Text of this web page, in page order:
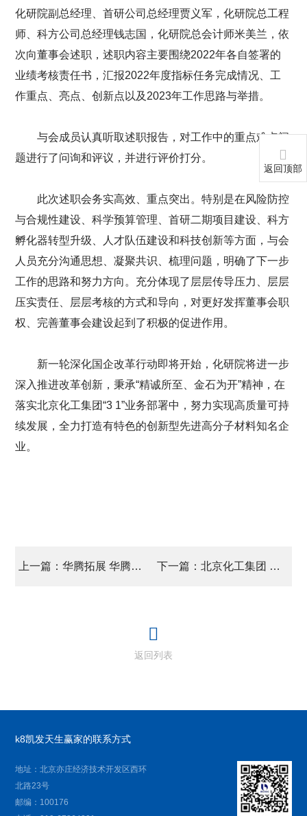
化研院副总经理、首研公司总经理贾义军，化研院总工程
师、科方公司总经理钱志国，化研院总会计师米美兰，依
次向董事会述职，述职内容主要围绕2022年各自签署的
业绩考核责任书，汇报2022年度指标任务完成情况、工
作重点、亮点、创新点以及2023年工作思路与举措。
与会成员认真听取述职报告，对工作中的重点难点问
题进行了问询和评议，并进行评价打分。
此次述职会务实高效、重点突出。特别是在风险防控
与合规性建设、科学预算管理、首研二期项目建设、科方
孵化器转型升级、人才队伍建设和科技创新等方面，与会
人员充分沟通思想、凝聚共识、梳理问题，明确了下一步
工作的思路和努力方向。充分体现了层层传导压力、层层
压实责任、层层考核的方式和导向，对更好发挥董事会职
权、完善董事会建设起到了积极的促进作用。
新一轮深化国企改革行动即将开始，化研院将进一步
深入推进改革创新，秉承“精诚所至、金石为开”精神，在
落实北京化工集团“3 1”业务部署中，努力实现高质量可持
续发展，全力打造有特色的创新型先进高分子材料知名企
业。
上一篇：华腾拓展 华腾大厦荣膺“区域品牌价值写字楼” 下一篇：北京化工集团 置业资源板块召开一季度经营分析会
返回列表
返回顶部
k8凯发天生赢家的联系方式
地址：北京亦庄经济技术开发区西环
北路23号
邮编：100176